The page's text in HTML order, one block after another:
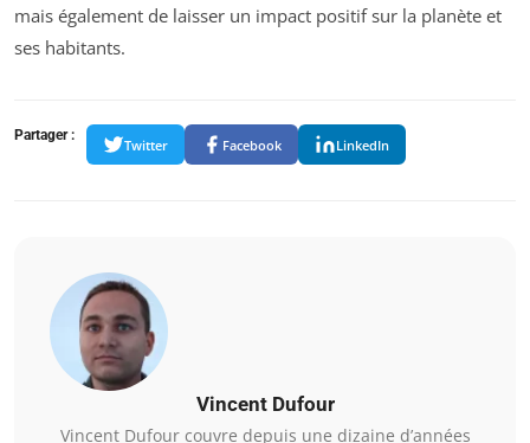
mais également de laisser un impact positif sur la planète et
ses habitants.
Partager :
Twitter Facebook LinkedIn
Vincent Dufour
Vincent Dufour couvre depuis une dizaine d’années